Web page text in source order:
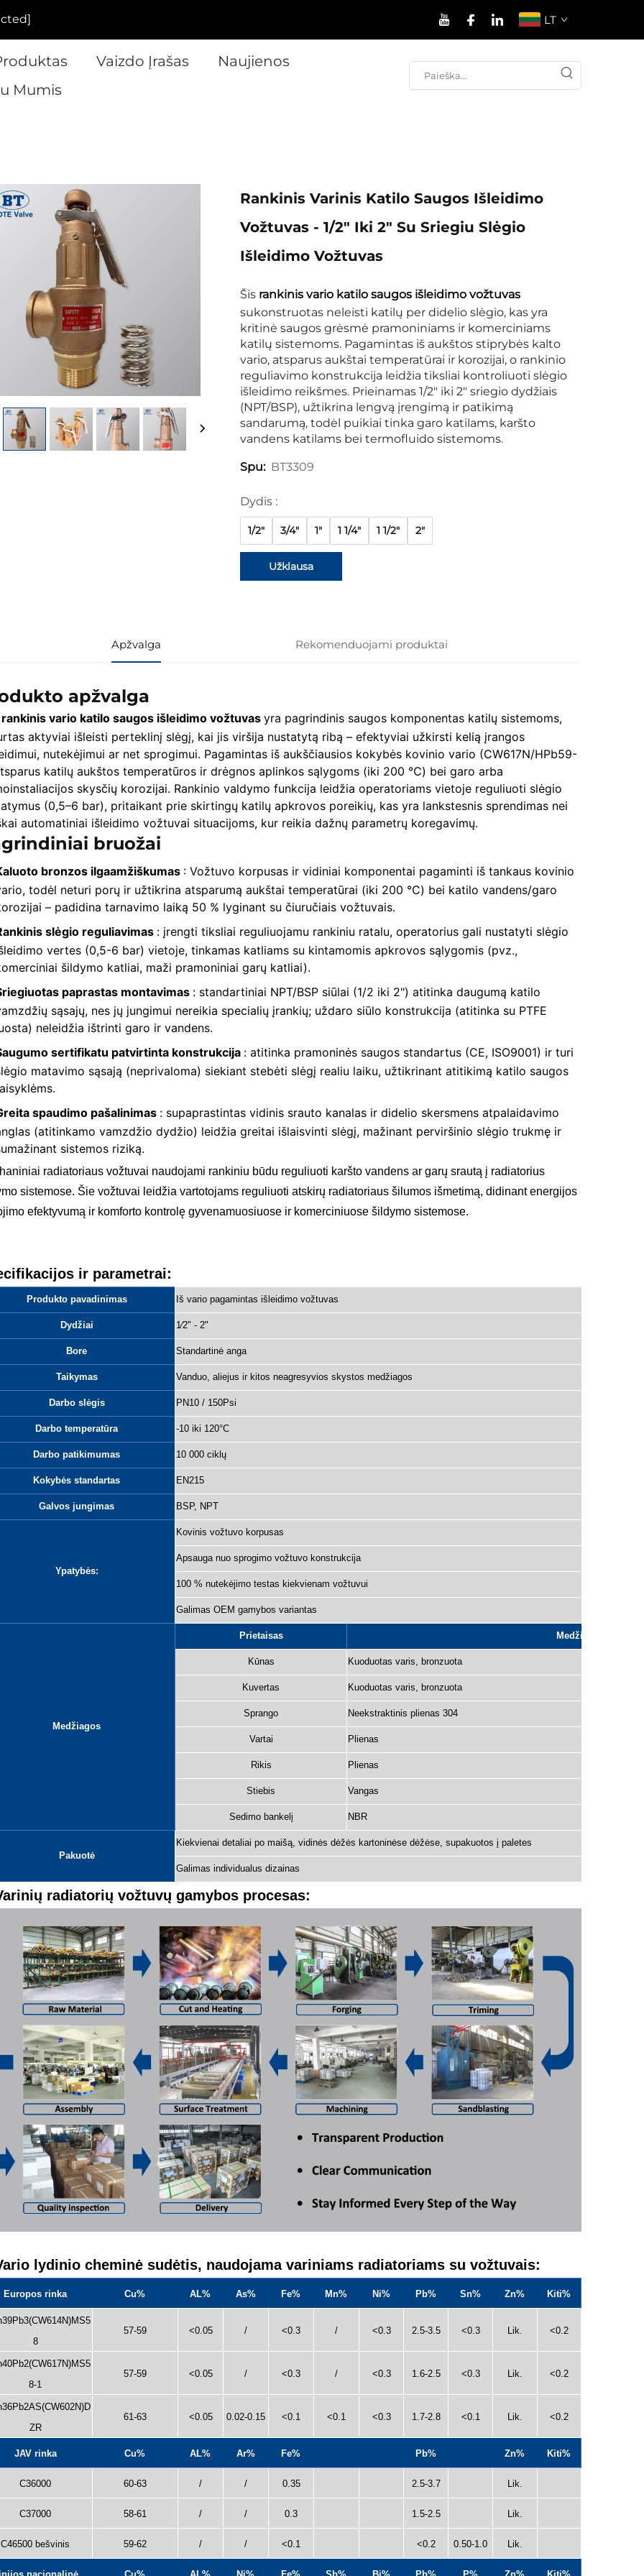
LT
Vaizdo Įrašas
Naujienos
Mumis
Rankinis Varinis Katilo Saugos Išleidimo
Vožtuvas - 1/2" Iki 2" Su Sriegiu Slėgio
Išleidimo Vožtuvas
Šis rankinis vario katilo saugos išleidimo vožtuvas
sukonstruotas neleisti katilų per didelio slėgio, kas yra
kritinė saugos grėsmė pramoniniams ir komerciniams
katilų sistemoms. Pagamintas iš aukštos stiprybės kalto
vario, atsparus aukštai temperatūrai ir korozijai, o rankinio
reguliavimo konstrukcija leidžia tiksliai kontroliuoti slėgio
išleidimo reikšmes. Prieinamas 1/2" iki 2" sriegio dydžiais
(NPT/BSP), užtikrina lengvą įrengimą ir patikimą
sandarumą, todėl puikiai tinka garo katilams, karšto
vandens katilams bei termofluido sistemoms.
Spu: BT3309
Dydis :
1/2" 3/4" 1" 1 1/4" 1 1/2" 2"
Užklausa
Apžvalga Rekomenduojami produktai
apžvalga
rankinis vario katilo saugos išleidimo vožtuvas yra pagrindinis saugos komponentas katilų sistemoms,
aktyviai išleisti perteklinį slėgį, kai jis viršija nustatytą ribą – efektyviai užkirsti kelią įrangos
nutekėjimui ar net sprogimui. Pagamintas iš aukščiausios kokybės kovinio vario (CW617N/HPb59-
katilų aukštos temperatūros ir drėgnos aplinkos sąlygoms (iki 200 ℃) bei garo arba
skysčių korozijai. Rankinio valdymo funkcija leidžia operatoriams vietoje reguliuoti slėgio
(0,5–6 bar), pritaikant prie skirtingų katilų apkrovos poreikių, kas yra lankstesnis sprendimas nei
automatiniai išleidimo vožtuvai situacijoms, kur reikia dažnų parametrų koregavimų.
bruožai
bronzos ilgaamžiškumas : Vožtuvo korpusas ir vidiniai komponentai pagaminti iš tankaus kovinio
todėl neturi porų ir užtikrina atsparumą aukštai temperatūrai (iki 200 ℃) bei katilo vandens/garo
– padidina tarnavimo laiką 50 % lyginant su čiuručiais vožtuvais.
slėgio reguliavimas : įrengti tiksliai reguliuojamu rankiniu ratalu, operatorius gali nustatyti slėgio
vertes (0,5-6 bar) vietoje, tinkamas katliams su kintamomis apkrovos sąlygomis (pvz.,
šildymo katliai, maži pramoniniai garų katliai).
paprastas montavimas : standartiniai NPT/BSP siūlai (1/2 iki 2") atitinka daugumą katilo
sąsajų, nes jų jungimui nereikia specialių įrankių; uždaro siūlo konstrukcija (atitinka su PTFE
neleidžia ištrinti garo ir vandens.
sertifikatu patvirtinta konstrukcija : atitinka pramoninės saugos standartus (CE, ISO9001) ir turi
matavimo sąsają (neprivaloma) siekiant stebėti slėgį realiu laiku, užtikrinant atitikimą katilo saugos
spaudimo pašalinimas : supaprastintas vidinis srauto kanalas ir didelio skersmens atpalaidavimo
(atitinkamo vamzdžio dydžio) leidžia greitai išlaisvinti slėgį, mažinant perviršinio slėgio trukmę ir
sistemos riziką.
radiatoriaus vožtuvai naudojami rankiniu būdu reguliuoti karšto vandens ar garų srautą į radiatorius
sistemose. Šie vožtuvai leidžia vartotojams reguliuoti atskirų radiatoriaus šilumos išmetimą, didinant energijos
efektyvumą ir komforto kontrolę gyvenamuosiuose ir komerciniuose šildymo sistemose.
ir parametrai:
Produkto pavadinimas Iš vario pagamintas išleidimo vožtuvas
Dydžiai 1⁄2" - 2"
Bore Standartinė anga
Taikymas Vanduo, aliejus ir kitos neagresyvios skystos medžiagos
Darbo slėgis PN10 / 150Psi
Darbo temperatūra -10 iki 120°C
Darbo patikimumas 10 000 ciklų
Kokybės standartas EN215
Galvos jungimas BSP, NPT
Ypatybės:
Kovinis vožtuvo korpusas
Apsauga nuo sprogimo vožtuvo konstrukcija
100 % nutekėjimo testas kiekvienam vožtuvui
Galimas OEM gamybos variantas
Medžiagos
Prietaisas Medžiaga
Kūnas Kuoduotas varis, bronzuota
Kuvertas Kuoduotas varis, bronzuota
Sprango Neekstraktinis plienas 304
Vartai Plienas
Rikis Plienas
Stiebis Vangas
Sedimo bankelį NBR
Pakuotė
Kiekvienai detaliai po maišą, vidinės dėžės kartoninėse dėžėse, supakuotos į paletes
Galimas individualus dizainas
radiatorių vožtuvų gamybos procesas:
lydinio cheminė sudėtis, naudojama variniams radiatoriams su vožtuvais:
Europos rinka Cu% AL% As% Fe% Mn% Ni% Pb% Sn% Zn% Kiti%
8
57-59 <0.05 / <0.3 / <0.3 2.5-3.5 <0.3 Lik. <0.2
8-1
57-59 <0.05 / <0.3 / <0.3 1.6-2.5 <0.3 Lik. <0.2
ZR
61-63 <0.05 0.02-0.15 <0.1 <0.1 <0.3 1.7-2.8 <0.1 Lik. <0.2
JAV rinka Cu% AL% Ar% Fe% Pb% Zn% Kiti%
C36000 60-63 / / 0.35 2.5-3.7 Lik.
C37000 58-61 / / 0.3 1.5-2.5 Lik.
C46500 bešvinis 59-62 / / <0.1 <0.2 0.50-1.0 Lik.